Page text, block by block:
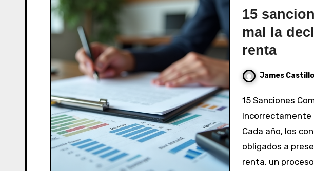
15
mal la
renta
James Castillo
15 Sanciones Comunes al Hacer
Incorrectamente
Cada año, los
obligados a
renta, un